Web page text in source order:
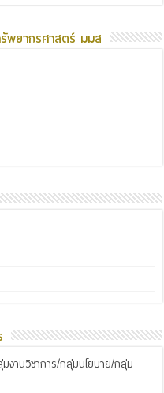
พยากรศาสตร์ มมส
งานวิชาการ/กลุ่มนโยบาย/กลุ่ม